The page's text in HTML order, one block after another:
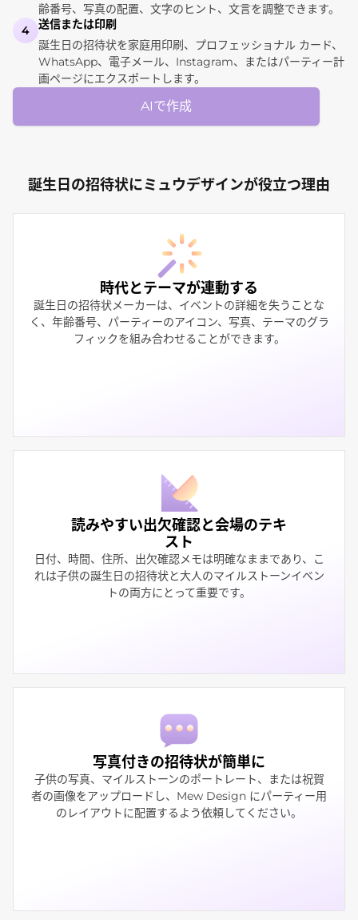
齢番号、写真の配置、文字のヒント、文言を調整できます。
4
送信または印刷
誕生日の招待状を家庭用印刷、プロフェッショナル カード、
WhatsApp、電子メール、Instagram、またはパーティー計
画ページにエクスポートします。
AIで作成
誕生日の招待状にミュウデザインが役立つ理由
時代とテーマが連動する
誕生日の招待状メーカーは、イベントの詳細を失うことな
く、年齢番号、パーティーのアイコン、写真、テーマのグラ
フィックを組み合わせることができます。
読みやすい出欠確認と会場のテキ
スト
日付、時間、住所、出欠確認メモは明確なままであり、こ
れは子供の誕生日の招待状と大人のマイルストーンイベン
トの両方にとって重要です。
写真付きの招待状が簡単に
子供の写真、マイルストーンのポートレート、または祝賀
者の画像をアップロードし、Mew Design にパーティー用
のレイアウトに配置するよう依頼してください。